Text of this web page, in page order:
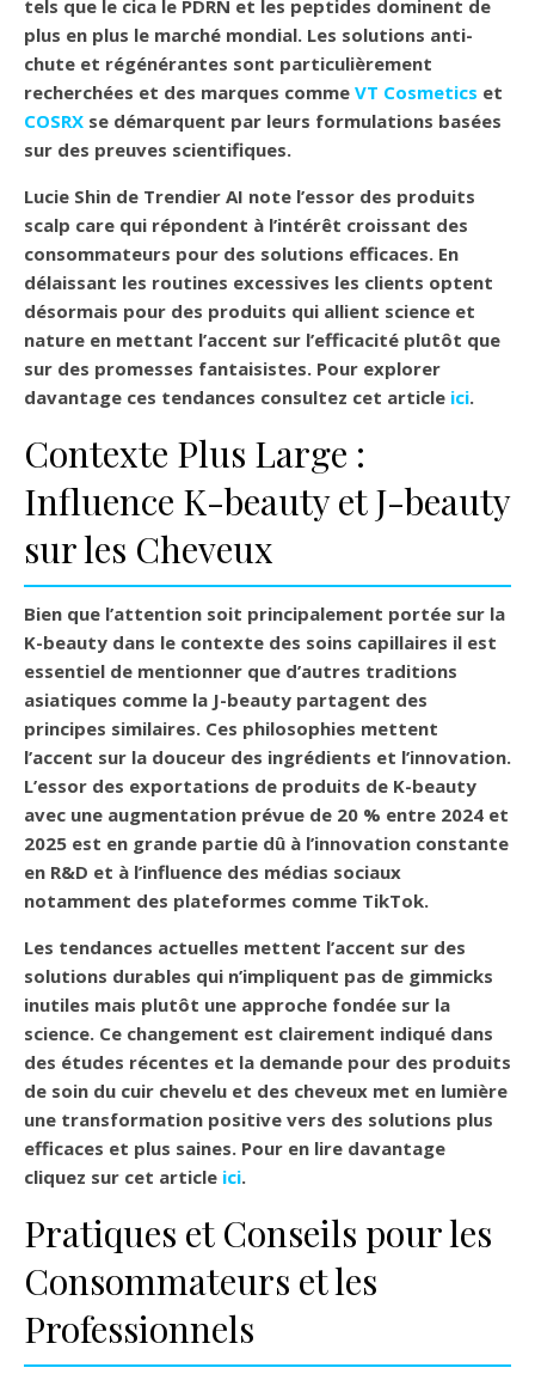
tels que le cica le PDRN et les peptides dominent de
plus en plus le marché mondial. Les solutions anti-
chute et régénérantes sont particulièrement
recherchées et des marques comme VT Cosmetics et
COSRX se démarquent par leurs formulations basées
sur des preuves scientifiques.
Lucie Shin de Trendier AI note l’essor des produits
scalp care qui répondent à l’intérêt croissant des
consommateurs pour des solutions efficaces. En
délaissant les routines excessives les clients optent
désormais pour des produits qui allient science et
nature en mettant l’accent sur l’efficacité plutôt que
sur des promesses fantaisistes. Pour explorer
davantage ces tendances consultez cet article ici.
Contexte Plus Large :
Influence K-beauty et J-beauty
sur les Cheveux
Bien que l’attention soit principalement portée sur la
K-beauty dans le contexte des soins capillaires il est
essentiel de mentionner que d’autres traditions
asiatiques comme la J-beauty partagent des
principes similaires. Ces philosophies mettent
l’accent sur la douceur des ingrédients et l’innovation.
L’essor des exportations de produits de K-beauty
avec une augmentation prévue de 20 % entre 2024 et
2025 est en grande partie dû à l’innovation constante
en R&D et à l’influence des médias sociaux
notamment des plateformes comme TikTok.
Les tendances actuelles mettent l’accent sur des
solutions durables qui n’impliquent pas de gimmicks
inutiles mais plutôt une approche fondée sur la
science. Ce changement est clairement indiqué dans
des études récentes et la demande pour des produits
de soin du cuir chevelu et des cheveux met en lumière
une transformation positive vers des solutions plus
efficaces et plus saines. Pour en lire davantage
cliquez sur cet article ici.
Pratiques et Conseils pour les
Consommateurs et les
Professionnels